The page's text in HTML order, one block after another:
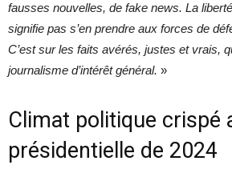
fausses nouvelles, de fake news. La
signifie pas s’en prendre aux forces de
C’est sur les faits avérés, justes et vrais,
journalisme d’intérêt général. »
Climat politique crispé
présidentielle de 2024